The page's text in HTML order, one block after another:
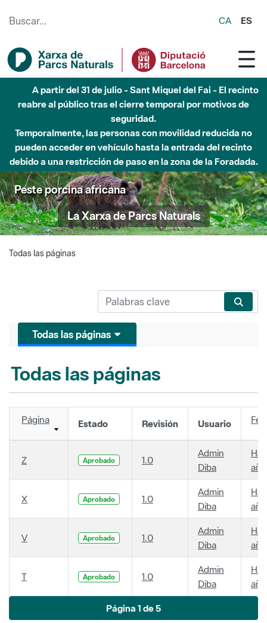
CA ES
A partir del 31 de julio - Sant Miquel del Fai - El recinto
reabre al público tras el cierre temporal por motivos de
seguridad.
Temporalmente, las personas con movilidad reducida no
pueden acceder en vehículo hasta la entrada del recinto
debido a una restricción de paso en la zona de la Foradada.
Peste porcina africana
La Xarxa de Parcs Naturals
Todas las páginas
Todas las páginas
Todas las páginas
Página Estado Revisión Usuario
Z Aprobado 1.0
Admin
Diba
X Aprobado 1.0
Admin
Diba
V Aprobado 1.0
Admin
Diba
T Aprobado 1.0
Admin
Diba
Página 1 de 5